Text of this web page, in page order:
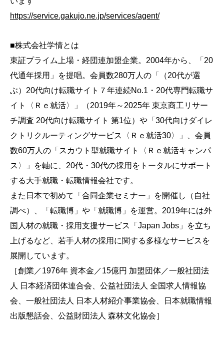
https://service.gakujo.ne.jp/services/agent/
■株式会社学情とは
東証プライム上場・経団連加盟企業。 2004年から、「 20
代通年採用」を提唱。会員数280万人の「（20代が選
ぶ） 20代向け転職サイト７年連続No.1 ・ 20代専門転職サ
イト〈Ｒｅ就活〉」（2019年～ 2025年 東京商工リサー
チ調査 20代向け転職サイト 第1位）や「 30代向けダイレ
クトリクルーティングサービス〈Ｒｅ就活30〉」、会員
数60万人の「スカウト型就職サイト〈Ｒｅ就活キャンパ
ス〉」を軸に、 20代・ 30代の採用をトータルにサポート
する大手就職・転職情報会社です。
また日本で初めて「合同企業セミナー」を開催し（自社
調べ）、「転職博」や「就職博」を運営。 2019年には外
国人材の就職・採用支援サービス「 Japan Jobs 」を立ち
上げるなど、若手人材の採用に関する多様なサービスを
展開しています。
［創業／1976年 資本金／15億円 加盟団体／一般社団法
人 日本経済団体連合会、公益社団法人 全国求人情報協
会、一般社団法人 日本人材紹介事業協会、日本就職情報
出版懇話会、公益財団法人 森林文化協会］